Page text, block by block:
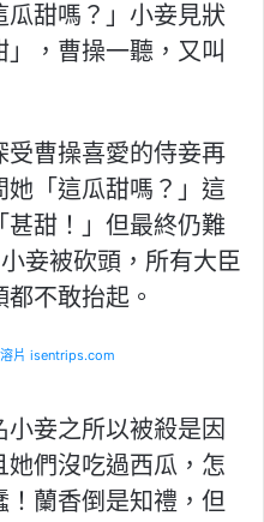
瓜甜嗎？」小妾見狀
，曹操一聽，又叫
受曹操喜愛的侍妾再
「這瓜甜嗎？」這
甚甜！」但最終仍難
妾被砍頭，所有大臣
不敢抬起。
片 isentrips.com
妾之所以被殺是因
們沒吃過西瓜，怎
！蘭香倒是知禮，但